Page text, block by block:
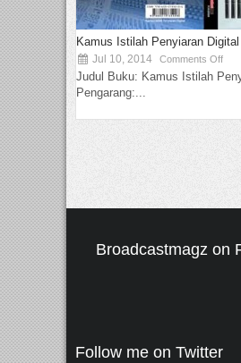
Kamus Istilah Penyiaran Digital
Jul 10, 2014 Comments Off
Judul Buku: Kamus Istilah
Pengarang:...
Broadcastmagz on
Follow me on Twitter